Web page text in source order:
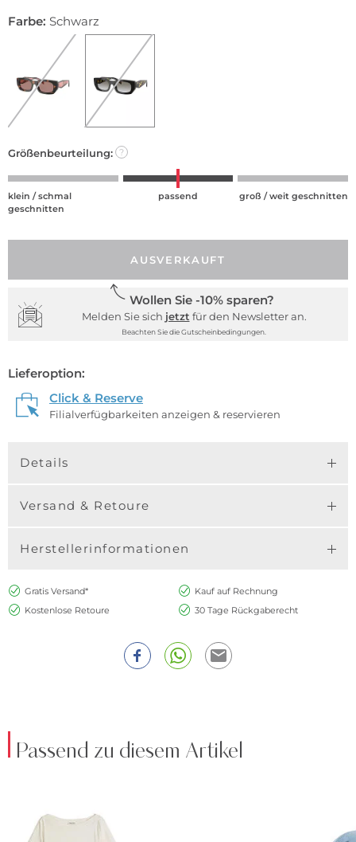
Farbe: Schwarz
Größenbeurteilung: ?
klein / schmal
geschnitten
passend groß / weit geschnitten
AUSVERKAUFT
Wollen Sie -10% sparen?
Melden Sie sich jetzt für den Newsletter an.
Beachten Sie die Gutscheinbedingungen.
Lieferoption:
Click & Reserve
Filialverfügbarkeiten anzeigen & reservieren
Details
Versand & Retoure
Herstellerinformationen
Gratis Versand*
Kauf auf Rechnung
Kostenlose Retoure
30 Tage Rückgaberecht
Passend zu diesem Artikel